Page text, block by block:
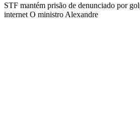
STF mantém prisão de denunciado por
internet O ministro Alexandre